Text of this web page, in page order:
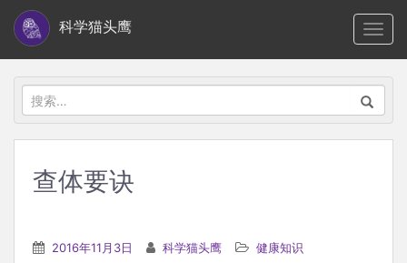
i
科学猫头鹰
搜
索：
查体要诀
2016年11月3日 科学猫头鹰 健康知识